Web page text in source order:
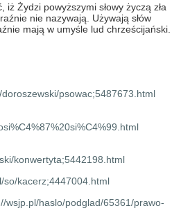
Żydzi powyższymi słowy życzą zła
nie nazywają. Używają słów
mają w umyśle lud chrześcijański.
psowac;5487673.html
konwertyta;5442198.html
so/kacerz;4447004.html
wsjp.pl/haslo/podglad/65361/prawo-